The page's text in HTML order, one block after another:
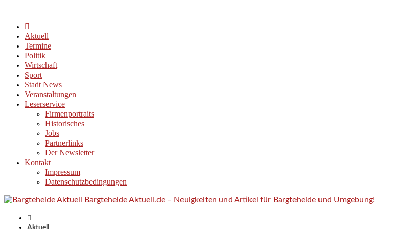
Aktuell
Termine
Politik
Wirtschaft
Sport
Stadt News
Veranstaltungen
Leserservice
Firmenportraits
Historisches
Jobs
Partnerlinks
Der Newsletter
Kontakt
Impressum
Datenschutzbedingungen
Bargteheide Aktuell.de – Neuigkeiten und Artikel für Bargteheide und Umgebung!